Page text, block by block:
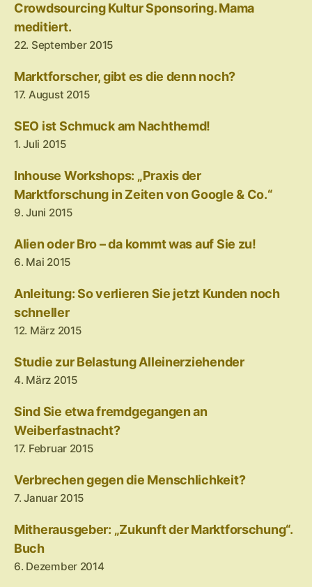
Crowdsourcing Kultur Sponsoring. Mama
meditiert.
22. September 2015
Marktforscher, gibt es die denn noch?
17. August 2015
SEO ist Schmuck am Nachthemd!
1. Juli 2015
Inhouse Workshops: „Praxis der
Marktforschung in Zeiten von Google & Co.“
9. Juni 2015
Alien oder Bro – da kommt was auf Sie zu!
6. Mai 2015
Anleitung: So verlieren Sie jetzt Kunden noch
schneller
12. März 2015
Studie zur Belastung Alleinerziehender
4. März 2015
Sind Sie etwa fremdgegangen an
Weiberfastnacht?
17. Februar 2015
Verbrechen gegen die Menschlichkeit?
7. Januar 2015
Mitherausgeber: „Zukunft der Marktforschung“.
Buch
6. Dezember 2014